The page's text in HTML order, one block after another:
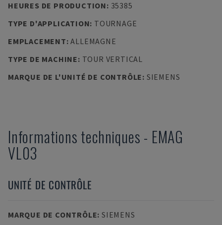
HEURES DE PRODUCTION: 35385
TYPE D'APPLICATION: TOURNAGE
EMPLACEMENT:ALLEMAGNE
TYPE DE MACHINE: TOUR VERTICAL
MARQUE DE L'UNITÉ DE CONTRÔLE: SIEMENS
Informations techniques - EMAG
VL03
UNITÉ DE CONTRÔLE
MARQUE DE CONTRÔLE: SIEMENS